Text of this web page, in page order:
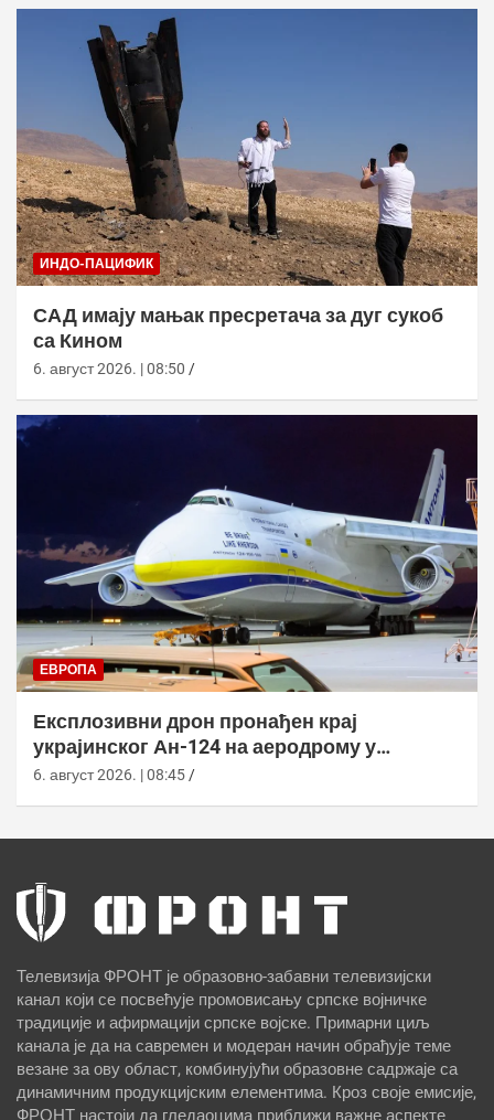
ИНДО-ПАЦИФИК
САД имају мањак пресретача за дуг сукоб
са Кином
6. август 2026. | 08:50
ЕВРОПА
Експлозивни дрон пронађен крај
украјинског Ан-124 на аеродрому у
Лајпцигу
6. август 2026. | 08:45
Телевизија ФРОНТ је образовно-забавни телевизијски
канал који се посвећује промовисању српске војничке
традиције и афирмацији српске војске. Примарни циљ
канала је да на савремен и модеран начин обрађује теме
везане за ову област, комбинујући образовне садржаје са
динамичним продукцијским елементима. Кроз своје емисије,
ФРОНТ настоји да гледаоцима приближи важне аспекте